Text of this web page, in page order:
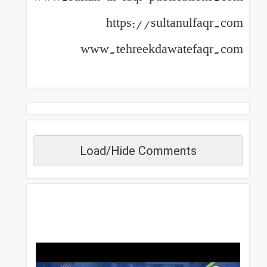
https://sultanulfaqr.com
www.tehreekdawatefaqr.com
Load/Hide Comments